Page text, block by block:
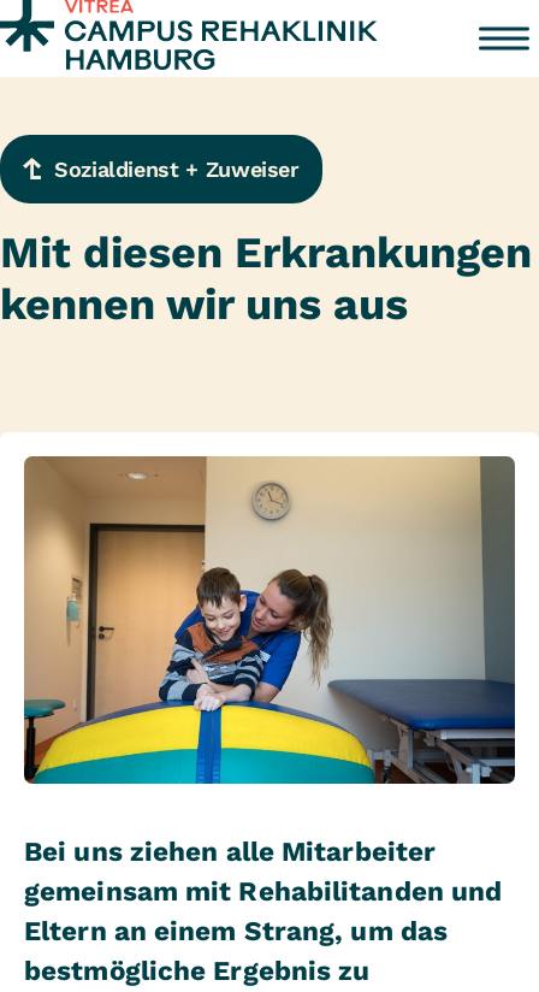
Zum Inhalt springen
Sozialdienst + Zuweiser
Mit diesen Erkrankungen
kennen wir uns aus
Bei uns ziehen alle Mitarbeiter
gemeinsam mit Rehabilitanden und
Eltern an einem Strang, um das
bestmögliche Ergebnis zu